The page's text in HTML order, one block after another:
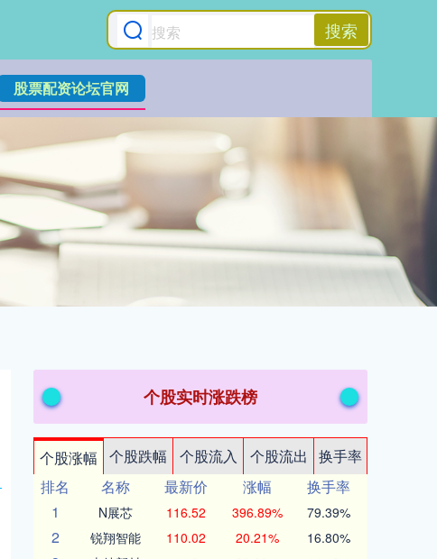
搜索
股票配资论坛官网
个股实时涨跌榜
个股涨幅 个股跌幅 个股流入 个股流出
换手率
排名
名称 最新价 涨幅
换手率
1
N展芯 116.52 396.89% 79.39%
2 锐翔智能 110.02 20.21% 16.80%